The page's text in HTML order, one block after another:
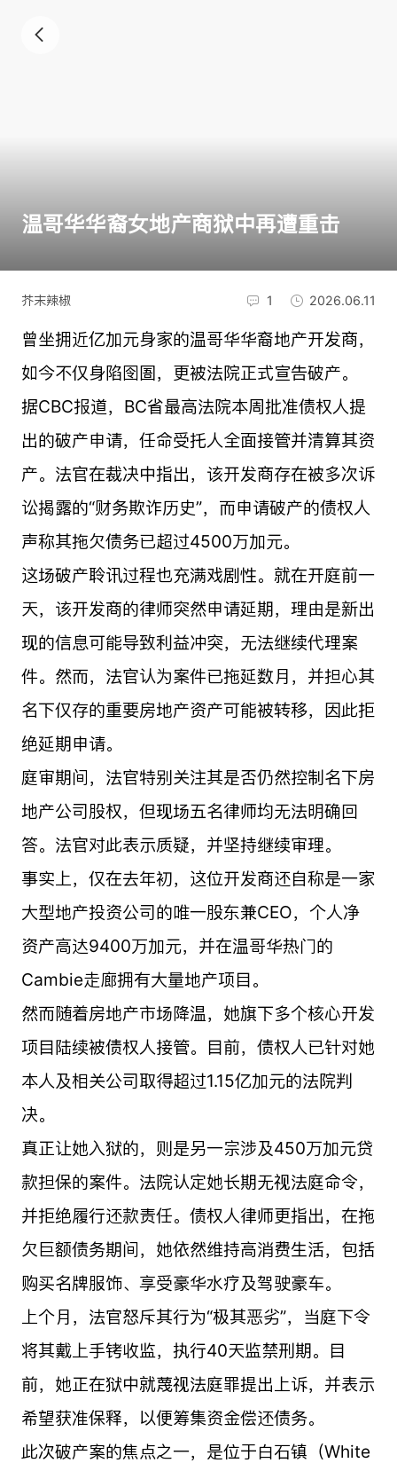
温哥华华裔女地产商狱中再遭重击
芥末辣椒 1 2026.06.11
曾坐拥近亿加元身家的温哥华华裔地产开发商，
如今不仅身陷囹圄，更被法院正式宣告破产。
据CBC报道，BC省最高法院本周批准债权人提
出的破产申请，任命受托人全面接管并清算其资
产。法官在裁决中指出，该开发商存在被多次诉
讼揭露的“财务欺诈历史”，而申请破产的债权人
声称其拖欠债务已超过4500万加元。
这场破产聆讯过程也充满戏剧性。就在开庭前一
天，该开发商的律师突然申请延期，理由是新出
现的信息可能导致利益冲突，无法继续代理案
件。然而，法官认为案件已拖延数月，并担心其
名下仅存的重要房地产资产可能被转移，因此拒
绝延期申请。
庭审期间，法官特别关注其是否仍然控制名下房
地产公司股权，但现场五名律师均无法明确回
答。法官对此表示质疑，并坚持继续审理。
事实上，仅在去年初，这位开发商还自称是一家
大型地产投资公司的唯一股东兼CEO，个人净
资产高达9400万加元，并在温哥华热门的
Cambie走廊拥有大量地产项目。
然而随着房地产市场降温，她旗下多个核心开发
项目陆续被债权人接管。目前，债权人已针对她
本人及相关公司取得超过1.15亿加元的法院判
决。
真正让她入狱的，则是另一宗涉及450万加元贷
款担保的案件。法院认定她长期无视法庭命令，
并拒绝履行还款责任。债权人律师更指出，在拖
欠巨额债务期间，她依然维持高消费生活，包括
购买名牌服饰、享受豪华水疗及驾驶豪车。
上个月，法官怒斥其行为“极其恶劣”，当庭下令
将其戴上手铐收监，执行40天监禁刑期。目
前，她正在狱中就蔑视法庭罪提出上诉，并表示
希望获准保释，以便筹集资金偿还债务。
此次破产案的焦点之一，是位于白石镇（White